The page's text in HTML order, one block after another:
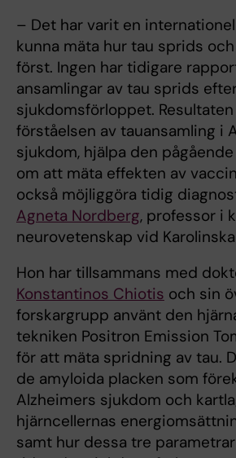
– Det har varit en
kunna mäta hur tau sprids
först. Ingen har tidigare
ansamlingar av tau sprids
sjukdomsförloppet. Resultaten
förståelsen av tauansamling i
sjukdom, hjälpa den
om att mäta effekten av
också möjliggöra tidig
Agneta Nordberg, professor i
neurovetenskap vid
Hon har tillsammans med
Konstantinos Chiotis och sin
forskargrupp använt den
tekniken Positron Emission
för att mäta spridning av tau.
de amyloida placken som
Alzheimers sjukdom och
hjärncellernas
samt hur dessa tre